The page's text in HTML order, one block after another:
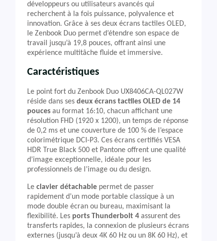
développeurs ou utilisateurs avancés qui
recherchent à la fois puissance, polyvalence et
innovation. Grâce à ses deux écrans tactiles OLED,
le Zenbook Duo permet d’étendre son espace de
travail jusqu’à 19,8 pouces, offrant ainsi une
expérience multitâche fluide et immersive.
Caractéristiques
Le point fort du Zenbook Duo UX8406CA-QL027W
réside dans ses deux écrans tactiles OLED de 14
pouces au format 16:10, chacun affichant une
résolution FHD (1920 x 1200), un temps de réponse
de 0,2 ms et une couverture de 100 % de l’espace
colorimétrique DCI-P3. Ces écrans certifiés VESA
HDR True Black 500 et Pantone offrent une qualité
d’image exceptionnelle, idéale pour les
professionnels de l’image ou du design.
Le clavier détachable permet de passer
rapidement d’un mode portable classique à un
mode double écran ou bureau, maximisant la
flexibilité. Les ports Thunderbolt 4 assurent des
transferts rapides, la connexion de plusieurs écrans
externes (jusqu’à deux 4K 60 Hz ou un 8K 60 Hz), et